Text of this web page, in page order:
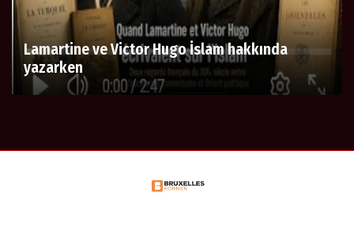
Lamartine ve Victor Hugo İslam hakkında
yazarken